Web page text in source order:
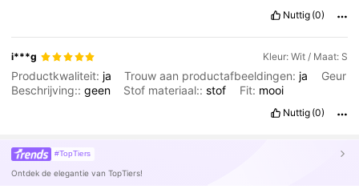
Nuttig (0)
i***g Kleur: Wit / Maat: S
Productkwaliteit: ja Trouw aan productafbeeldingen: ja
Geur
Beschrijving::geen Stof materiaal::stof Fit: mooi
Nuttig (0)
#TopTiers
Ontdek de elegantie van TopTiers!